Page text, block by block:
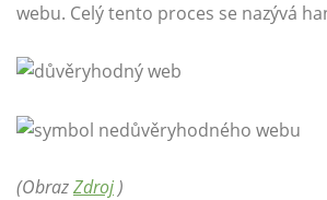
webu. Celý tento proces se nazývá
(ObrazZdroj)